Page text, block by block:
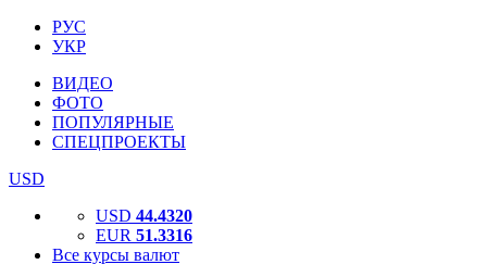
РУС
УКР
ВИДЕО
ФОТО
ПОПУЛЯРНЫЕ
СПЕЦПРОЕКТЫ
USD
USD 44.4320
EUR 51.3316
Все курсы валют